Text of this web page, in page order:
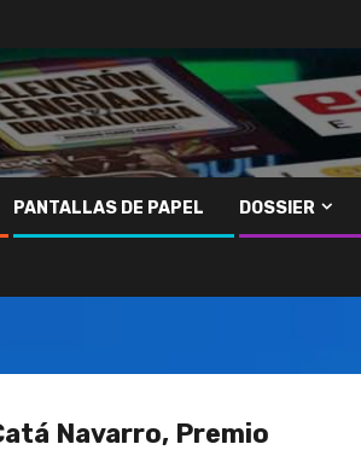
PANTALLAS DE PAPEL DOSSIER
Navarro, Premio